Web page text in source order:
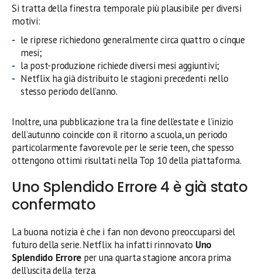
Si tratta della finestra temporale più plausibile per diversi
motivi:
le riprese richiedono generalmente circa quattro o cinque
mesi;
la post-produzione richiede diversi mesi aggiuntivi;
Netflix ha già distribuito le stagioni precedenti nello
stesso periodo dell’anno.
Inoltre, una pubblicazione tra la fine dell’estate e l’inizio
dell’autunno coincide con il ritorno a scuola, un periodo
particolarmente favorevole per le serie teen, che spesso
ottengono ottimi risultati nella Top 10 della piattaforma.
Uno Splendido Errore 4 è già stato
confermato
La buona notizia è che i fan non devono preoccuparsi del
futuro della serie. Netflix ha infatti rinnovato Uno
Splendido Errore per una quarta stagione ancora prima
dell’uscita della terza.